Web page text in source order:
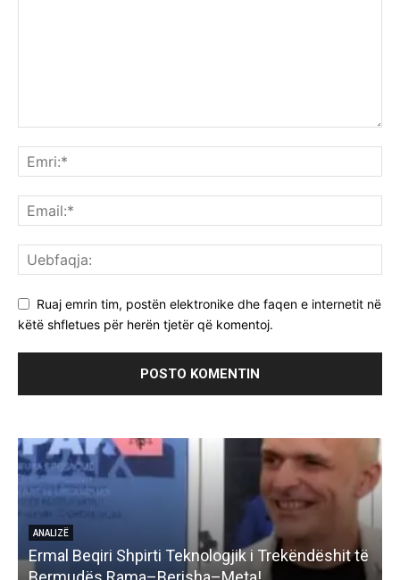
Ruaj emrin tim, postën elektronike dhe faqen e internetit në
këtë shfletues për herën tjetër që komentoj.
ANALIZË
Ermal Beqiri Shpirti Teknologjik i Trekëndëshit të